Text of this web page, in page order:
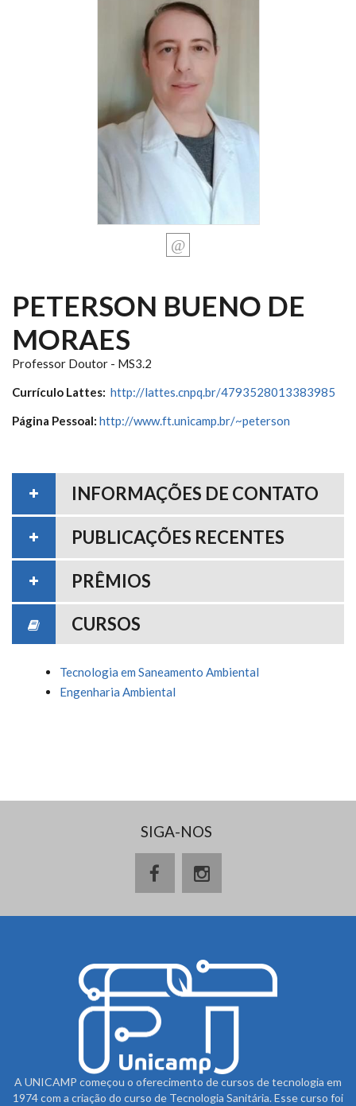
PETERSON BUENO DE
MORAES
Professor Doutor - MS3.2
Currículo Lattes: http://lattes.cnpq.br/4793528013383985
Página Pessoal: http://www.ft.unicamp.br/~peterson
INFORMAÇÕES DE CONTATO
PUBLICAÇÕES RECENTES
PRÊMIOS
CURSOS
Tecnologia em Saneamento Ambiental
Engenharia Ambiental
SIGA-NOS
A UNICAMP começou o oferecimento de cursos de tecnologia em
1974 com a criação do curso de Tecnologia Sanitária. Esse curso foi